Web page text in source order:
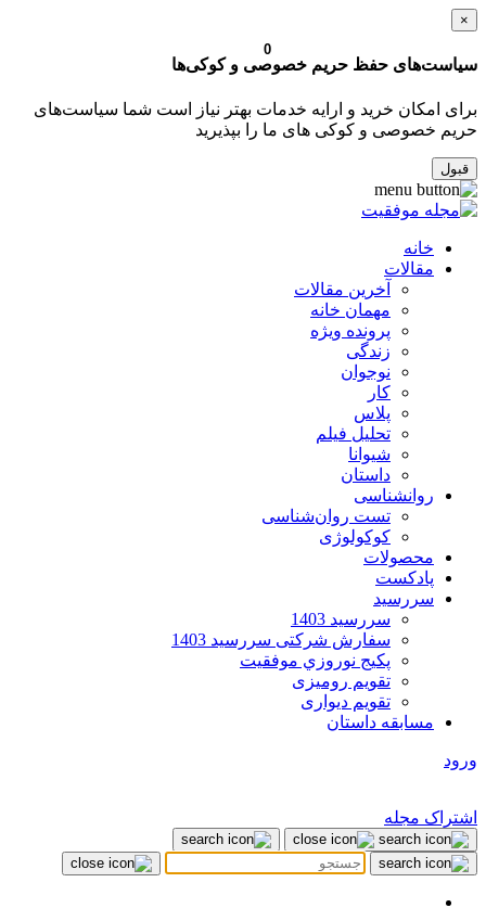
×
سیاست‌های حفظ حریم خصوصی و کوکی‌ها
برای امکان خرید و ارایه خدمات بهتر نیاز است شما سیاست‌های
حریم خصوصی و کوکی های ما را بپذیرید
قبول
خانه
مقالات
آخرین مقالات
مهمان خانه
پرونده ویژه
زندگی
نوجوان
کار
پلاس
تحلیل فیلم
شیوانا
داستان
روانشناسی
تست روان‌شناسی
کوکولوژی
محصولات
پادکست
سررسید
سررسید 1403
سفارش شرکتی سررسید 1403
پکيج نوروزي موفقيت
تقویم رومیزی
تقویم دیواری
مسابقه داستان
ورود
اشتراک مجله
0